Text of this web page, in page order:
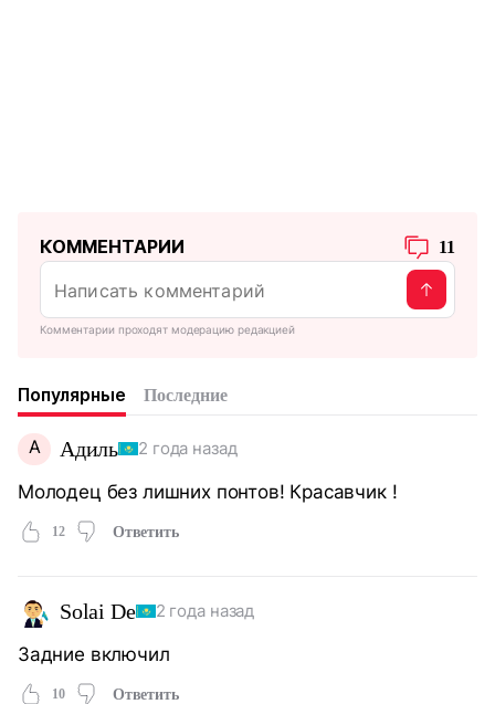
КОММЕНТАРИИ 11
Комментарии проходят модерацию редакцией
Популярные Последние
А Адиль 2 года назад
Молодец без лишних понтов! Красавчик !
12 Ответить
Solai De 2 года назад
Задние включил
10 Ответить